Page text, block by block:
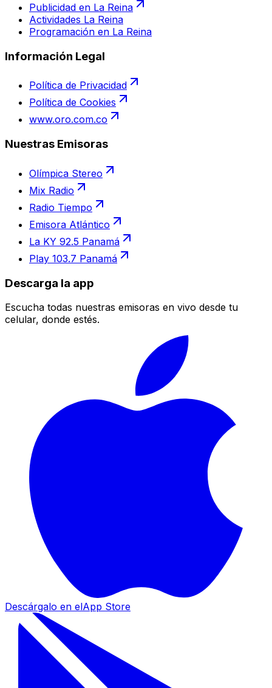
Publicidad en La Reina
Actividades La Reina
Programación en La Reina
Información Legal
Política de Privacidad
Política de Cookies
www.oro.com.co
Nuestras Emisoras
Olímpica Stereo
Mix Radio
Radio Tiempo
Emisora Atlántico
La KY 92.5 Panamá
Play 103.7 Panamá
Descarga la app
Escucha todas nuestras emisoras en vivo desde tu
celular, donde estés.
Descárgalo en elApp Store